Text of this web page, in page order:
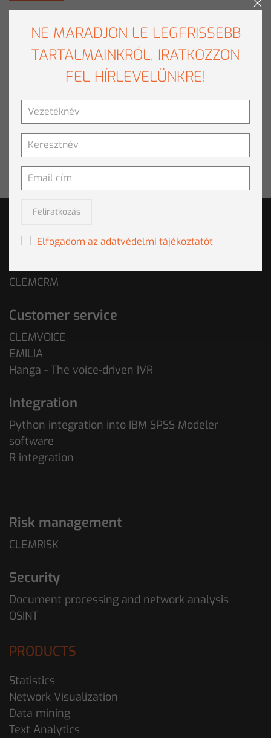
HÍREK
Amerika szigorúan őrzi a Napot, a Földet, a Holdat és a
AI-videó: harc, bukás és pragmatizmus. A Sora csendben
bezárt, Hollywood pedig tárgyalni kezdett
Igen, uram! – mondta a Claude
CLEMCRM
Customer service
CLEMVOICE
EMILIA
Hanga - The voice-driven IVR
Integration
Python integration into IBM SPSS Modeler
software
R integration
Risk management
CLEMRISK
Security
Document processing and network analysis
OSINT
PRODUCTS
Statistics
Network Visualization
Data mining
Text Analytics
NE MARADJON LE LEGFRISSEBB
TARTALMAINKRÓL, IRATKOZZON
FEL HÍRLEVELÜNKRE!
Feliratkozás
Elfogadom az adatvédelmi tájékoztatót